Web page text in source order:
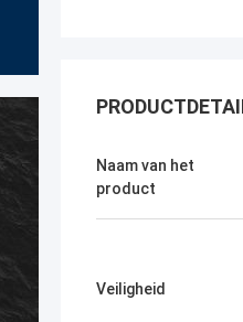
Bruno Nascimento
steun bij het leveren van
betaalbare producten.
Naam van het
product
Veiligheid